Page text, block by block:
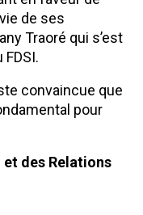
de ses
Traoré qui s’est
convaincue que
pour
des Relations